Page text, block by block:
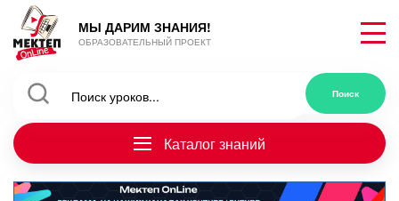
МЫ ДАРИМ ЗНАНИЯ!
ОБРАЗОВАТЕЛЬНЫЙ ПРОЕКТ
Каталог знаний